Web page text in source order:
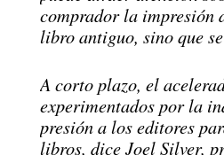
comprador la impresión
libro antiguo, sino que
A corto plazo, el
experimentados por la
presión a los editores
libros, dice Joel Silver,